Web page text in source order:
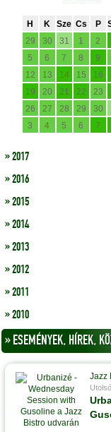
H K Sze Cs P
29
30 31 1 2
5
6 7 8 9
12
13 14 15 16
19
20 21 22 23
26
27 28 29 30
3
4 5 6 7
» 2017
» 2016
» 2015
» 2014
» 2013
» 2012
» 2011
» 2010
» ESEMÉNYEK, HÍREK,
Jazz